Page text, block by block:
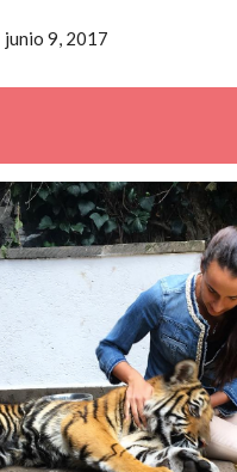
junio 9, 2017